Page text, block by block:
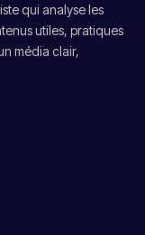
qui analyse les
utiles, pratiques
média clair,